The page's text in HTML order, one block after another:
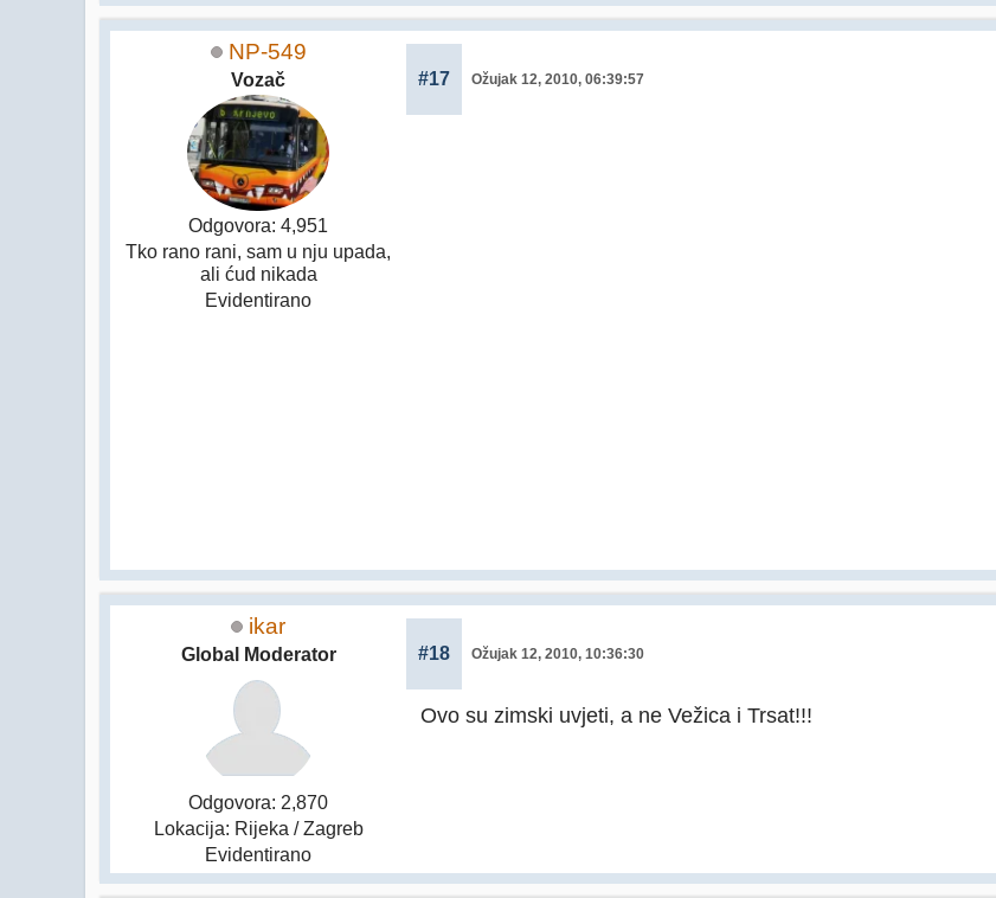
NP-549
Vozač
Odgovora: 4,951
Tko rano rani, sam u nju upada,
ali ćud nikada
Evidentirano
#17 Ožujak 12, 2010, 06:39:57
ikar
Global Moderator
Odgovora: 2,870
Lokacija: Rijeka / Zagreb
Evidentirano
#18 Ožujak 12, 2010, 10:36:30
Ovo su zimski uvjeti, a ne Vežica i Trsat!!!